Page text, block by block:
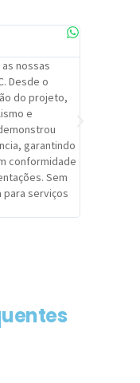
nossas
Desde o
do projeto,
e
garantindo
conformidade
Sem
para serviços